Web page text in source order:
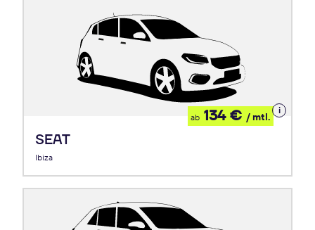
SEAT
Ibiza
ab 134 € / mtl.
Details
zum